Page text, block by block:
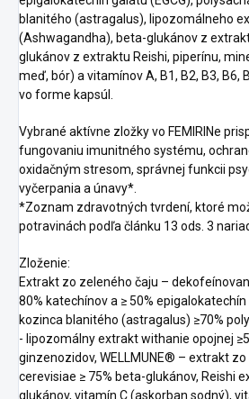
blanitého (astragalus), lipozomálneho
(Ashwagandha), beta-glukánov z
glukánov z extraktu Reishi, piperínu,
meď, bór) a vitamínov A, B1, B2, B3, B6,
vo forme kapsúl.
Vybrané aktívne zložky vo FEMIRINe
fungovaniu imunitného systému,
oxidačným stresom, správnej funkcii
vyčerpania a únavy*.
*Zoznam zdravotných tvrdení, ktoré
potravinách podľa článku 13 ods. 3
Zloženie:
Extrakt zo zeleného čaju –
80% katechínov a ≥ 50%
kozinca blanitého (astragalus) ≥70%
- lipozomálny extrakt withanie opojnej
ginzenozidov, WELLMUNE® – extrakt
cerevisiae ≥ 75% beta-glukánov, Reishi
glukánov, vitamín C (askorban sodný),